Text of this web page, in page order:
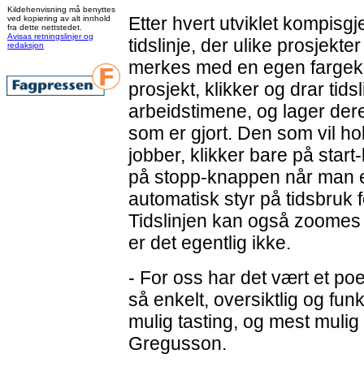
Kildehenvisning må benyttes
ved kopiering av alt innhold
fra dette nettstedet.
Avisas retningslinjer og
redaksjon
Etter hvert utviklet
tidslinje, der ulike
merkes med en egen
prosjekt, klikker og drar
arbeidstimene, og lager
som er gjort. Den som vil
jobber, klikker bare på
på stopp-knappen når man
automatisk styr på tidsbruk
Tidslinjen kan også
er det egentlig ikke.
- For oss har det vært et
så enkelt, oversiktlig og
mulig tasting, og mest
Gregusson.